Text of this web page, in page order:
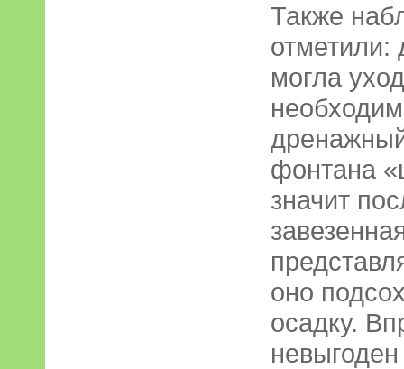
Также
отметили:
могла
фонтана
значит
оно
осадку.